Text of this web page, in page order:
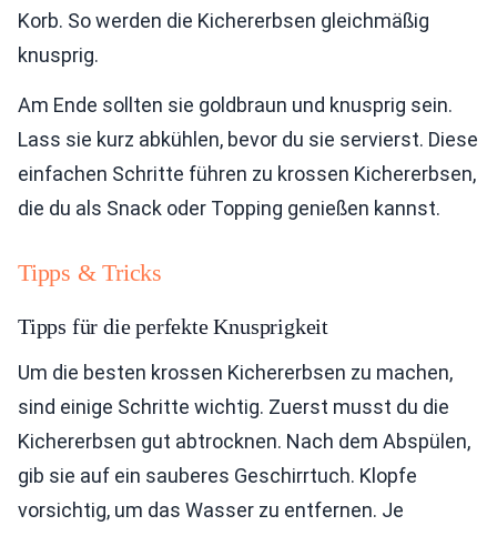
Korb. So werden die Kichererbsen gleichmäßig
knusprig.
Am Ende sollten sie goldbraun und knusprig sein.
Lass sie kurz abkühlen, bevor du sie servierst. Diese
einfachen Schritte führen zu krossen Kichererbsen,
die du als Snack oder Topping genießen kannst.
Tipps & Tricks
Tipps für die perfekte Knusprigkeit
Um die besten krossen Kichererbsen zu machen,
sind einige Schritte wichtig. Zuerst musst du die
Kichererbsen gut abtrocknen. Nach dem Abspülen,
gib sie auf ein sauberes Geschirrtuch. Klopfe
vorsichtig, um das Wasser zu entfernen. Je